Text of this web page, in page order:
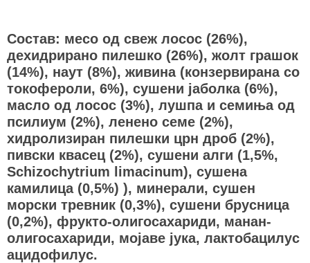
Состав: месо од свеж лосос (26%),
дехидрирано пилешко (26%), жолт грашок
(14%), наут (8%), живина (конзервирана со
токофероли, 6%), сушени јаболка (6%),
масло од лосос (3%), лушпа и семиња од
псилиум (2%), ленено семе (2%),
хидролизиран пилешки црн дроб (2%),
пивски квасец (2%), сушени алги (1,5%,
Schizochytrium limacinum), сушена
камилица (0,5%) ), минерали, сушен
морски тревник (0,3%), сушени брусница
(0,2%), фрукто-олигосахариди, манан-
олигосахариди, мојаве јука, лактобацилус
ацидофилус.